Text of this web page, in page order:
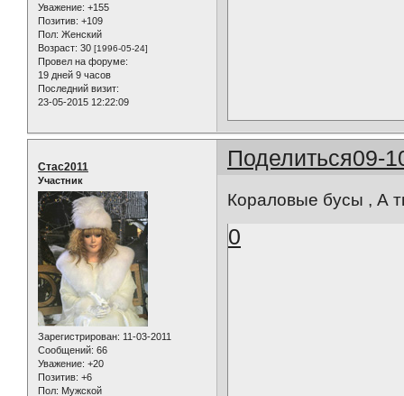
Уважение: +155
Позитив: +109
Пол: Женский
Возраст: 30 [1996-05-24]
Провел на форуме:
19 дней 9 часов
Последний визит:
23-05-2015 12:22:09
Поделиться09-
Стас2011
Участник
Зарегистрирован: 11-03-2011
Сообщений: 66
Уважение: +20
Позитив: +6
Пол: Мужской
Кораловые бусы , А
0